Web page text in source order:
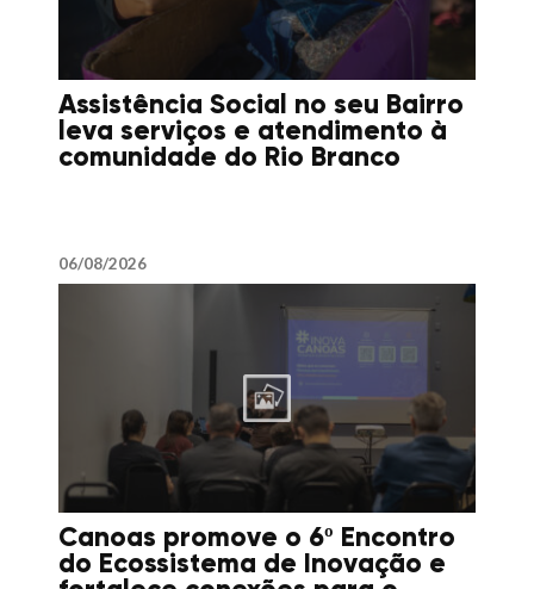
Assistência Social no seu Bairro
leva serviços e atendimento à
comunidade do Rio Branco
06/08/2026
Canoas promove o 6º Encontro
do Ecossistema de Inovação e